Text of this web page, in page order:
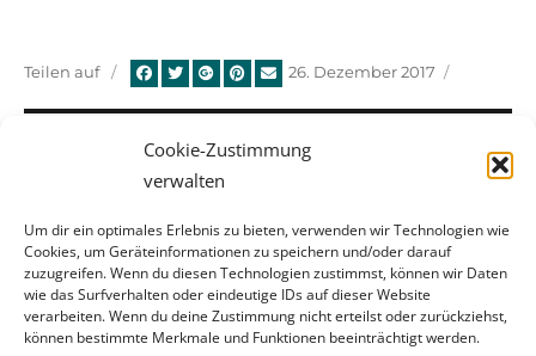
Cookie-Zustimmung
verwalten
Um dir ein optimales Erlebnis zu bieten, verwenden wir Technologien wie
Cookies, um Geräteinformationen zu speichern und/oder darauf
zuzugreifen. Wenn du diesen Technologien zustimmst, können wir Daten
wie das Surfverhalten oder eindeutige IDs auf dieser Website
verarbeiten. Wenn du deine Zustimmung nicht erteilst oder zurückziehst,
können bestimmte Merkmale und Funktionen beeinträchtigt werden.
Veröffentlicht
26. Dezember 2017
Teilen auf
Beitrag:
Frohe Weihnachten 2017!
WEITER
Nächster
Kundenzufriedenheit 2017.